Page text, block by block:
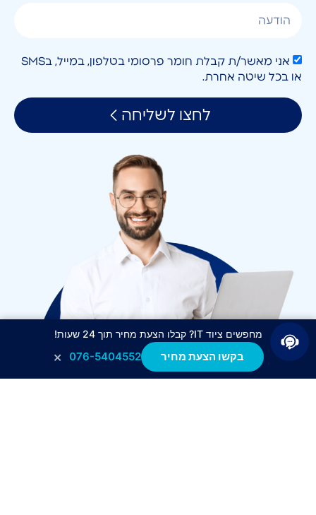
אני מאשר/ת קבלת חומר פרסומי בטלפון, במייל, בSMS
או בכל שיטה אחרת.
לחצו לשליחה
מחפשים ציוד IT? קבלו הצעת מחיר תוך 24 שעות!
בקשו הצעת מחיר 076-5404552
×